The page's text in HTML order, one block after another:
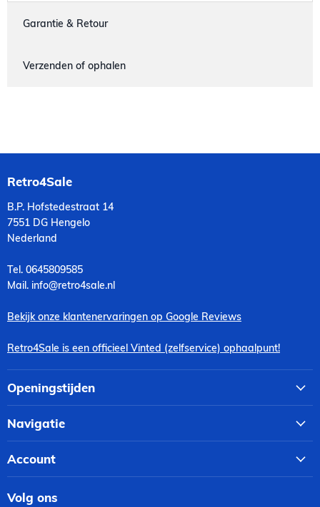
Garantie & Retour
Verzenden of ophalen
Retro4Sale
B.P. Hofstedestraat 14
7551 DG Hengelo
Nederland
Tel. 0645809585
Mail. info@retro4sale.nl
Bekijk onze klantenervaringen op Google Reviews
Retro4Sale is een officieel Vinted (zelfservice) ophaalpunt!
Openingstijden
Navigatie
Account
Volg ons